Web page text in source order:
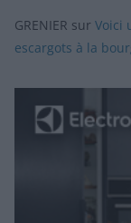
GRENIER sur Voici
escargots à la